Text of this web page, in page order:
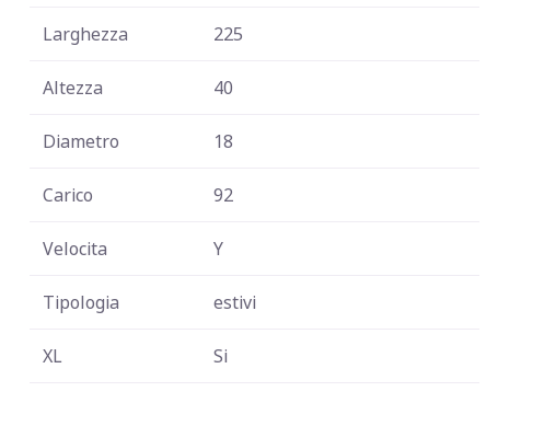
Larghezza 225
Altezza 40
Diametro 18
Carico 92
Velocita Y
Tipologia estivi
XL Si